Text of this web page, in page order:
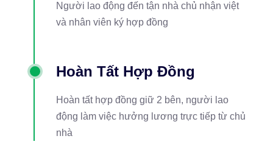
Người lao động đến tận nhà chủ nhận việt
và nhân viên ký hợp đồng
Hoàn Tất Hợp Đồng
Hoàn tất hợp đồng giữ 2 bên, người lao
động làm việc hưởng lương trực tiếp từ chủ
nhà